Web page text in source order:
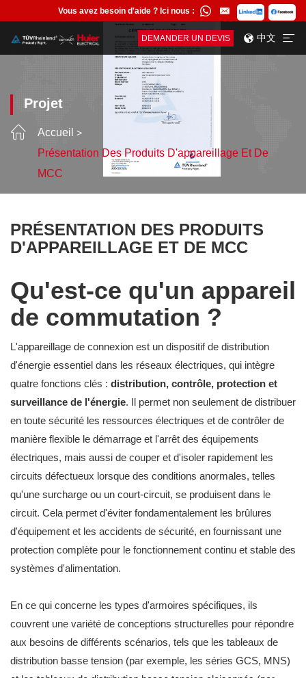
Vous avez besoin d'aide ? Ici nous :
DEMANDER UN DEVIS 中文
Projet
Accueil
Présentation Des Produits D'appareillage Et De
MCC
PRÉSENTATION DES PRODUITS
D'APPAREILLAGE ET DE MCC
Qu'est-ce qu'un appareil
de commutation ?
L'appareillage de connexion est un dispositif de distribution
d'énergie essentiel dans les réseaux électriques, qui intègre
quatre fonctions clés : distribution, contrôle, protection et
surveillance de l'énergie. Il permet non seulement de distribuer
en toute sécurité les ressources électriques et de contrôler de
manière flexible le démarrage et l'arrêt des équipements
électriques, mais aussi de couper et d'isoler rapidement les
circuits défectueux lorsque des conditions anormales, telles
qu'une surcharge ou un court-circuit, se produisent dans le
circuit. Cela permet d'éviter fondamentalement les brûlures
d'équipement et les accidents de sécurité, en fournissant une
protection complète pour le fonctionnement continu et stable des
systèmes d'alimentation.
En ce qui concerne les types d'armoires spécifiques, ils
couvrent une variété de conceptions structurelles pour répondre
aux besoins de différents scénarios, tels que les tableaux de
distribution basse tension (par exemple, les séries GCS, MNS)